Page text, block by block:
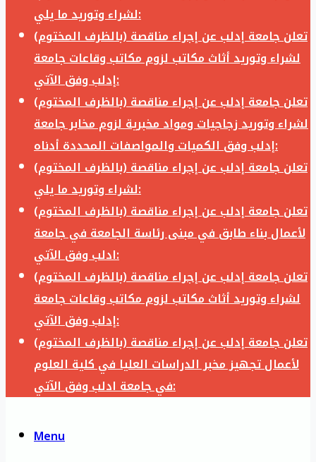
لشراء وتوريد ما يلي:
تعلن جامعة إدلب عن إجراء مناقصة (بالظرف المختوم)
لشراء وتوريد أثاث مكاتب لزوم مكاتب وقاعات جامعة
إدلب وفق الآتي:
تعلن جامعة إدلب عن إجراء مناقصة (بالظرف المختوم)
لشراء وتوريد زجاجيات ومواد مخبرية لزوم مخابر جامعة
إدلب وفق الكميات والمواصفات المحددة أدناه:
تعلن جامعة إدلب عن إجراء مناقصة (بالظرف المختوم)
لشراء وتوريد ما يلي:
تعلن جامعة إدلب عن إجراء مناقصة (بالظرف المختوم)
لأعمال بناء طابق في مبنى رئاسة الجامعة في جامعة
ادلب وفق الآتي:
تعلن جامعة إدلب عن إجراء مناقصة (بالظرف المختوم)
لشراء وتوريد أثاث مكاتب لزوم مكاتب وقاعات جامعة
إدلب وفق الآتي:
تعلن جامعة إدلب عن إجراء مناقصة (بالظرف المختوم)
لأعمال تجهيز مخبر الدراسات العليا في كلية العلوم
في جامعة ادلب وفق الآتي:
Menu